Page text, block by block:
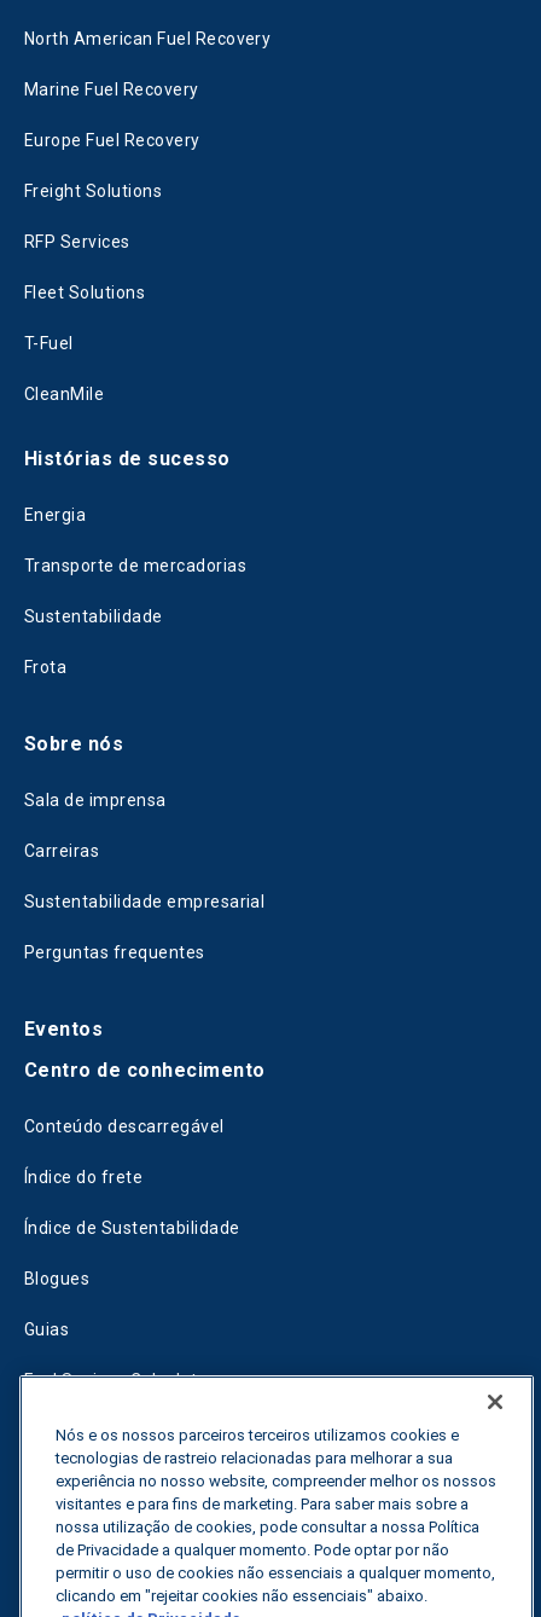
North American Fuel Recovery
Marine Fuel Recovery
Europe Fuel Recovery
Freight Solutions
RFP Services
Fleet Solutions
T-Fuel
CleanMile
Histórias de sucesso
Energia
Transporte de mercadorias
Sustentabilidade
Frota
Sobre nós
Sala de imprensa
Carreiras
Sustentabilidade empresarial
Perguntas frequentes
Eventos
Centro de conhecimento
Conteúdo descarregável
Índice do frete
Índice de Sustentabilidade
Blogues
Guias
Fuel Savings Calculator
Calculadora de otimização do transporte
Rastreador de tarifas
Contactar-nos
Nós e os nossos parceiros terceiros utilizamos cookies e
tecnologias de rastreio relacionadas para melhorar a sua
experiência no nosso website, compreender melhor os nossos
visitantes e para fins de marketing. Para saber mais sobre a
nossa utilização de cookies, pode consultar a nossa Política
de Privacidade a qualquer momento. Pode optar por não
permitir o uso de cookies não essenciais a qualquer momento,
clicando em "rejeitar cookies não essenciais" abaixo.